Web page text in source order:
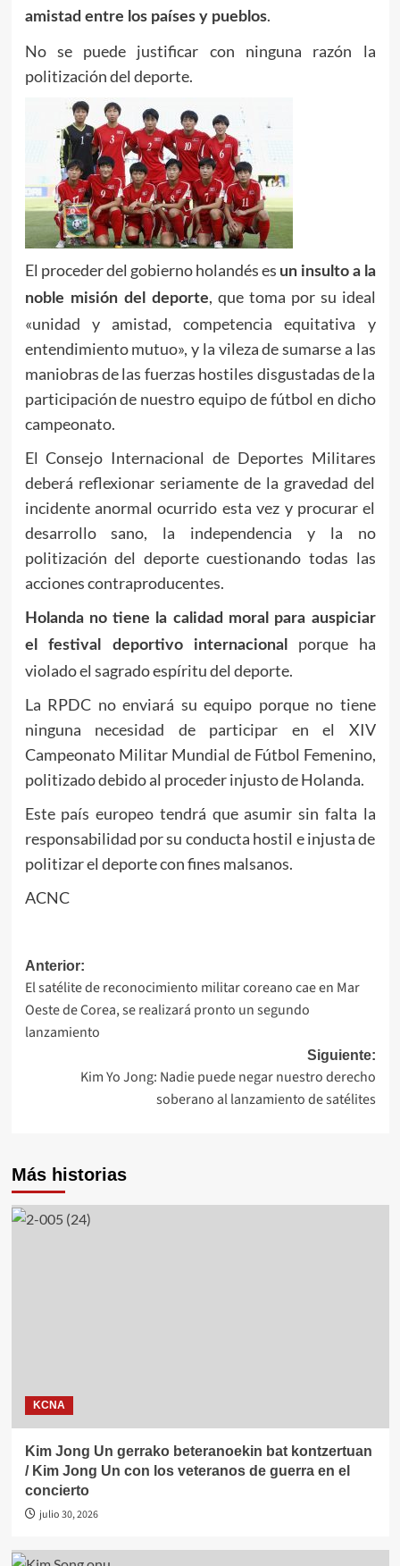
amistad entre los países y pueblos.
No se puede justificar con ninguna razón la
politización del deporte.
El proceder del gobierno holandés es un insulto a la
noble misión del deporte, que toma por su ideal
«unidad y amistad, competencia equitativa y
entendimiento mutuo», y la vileza de sumarse a las
maniobras de las fuerzas hostiles disgustadas de la
participación de nuestro equipo de fútbol en dicho
campeonato.
El Consejo Internacional de Deportes Militares
deberá reflexionar seriamente de la gravedad del
incidente anormal ocurrido esta vez y procurar el
desarrollo sano, la independencia y la no
politización del deporte cuestionando todas las
acciones contraproducentes.
Holanda no tiene la calidad moral para auspiciar
el festival deportivo internacional
porque ha
violado el sagrado espíritu del deporte.
La RPDC no enviará su equipo porque no tiene
ninguna necesidad de participar en el XIV
Campeonato Militar Mundial de Fútbol Femenino,
politizado debido al proceder injusto de Holanda.
Este país europeo tendrá que asumir sin falta la
responsabilidad por su conducta hostil e injusta de
politizar el deporte con fines malsanos.
ACNC
Navegación
de
entradas
Anterior:
El satélite de reconocimiento militar coreano cae en Mar
Oeste de Corea, se realizará pronto un segundo
lanzamiento
Siguiente:
Kim Yo Jong: Nadie puede negar nuestro derecho
soberano al lanzamiento de satélites
Más historias
KCNA
Kim Jong Un gerrako beteranoekin bat kontzertuan
/ Kim Jong Un con los veteranos de guerra en el
concierto
julio 30, 2026